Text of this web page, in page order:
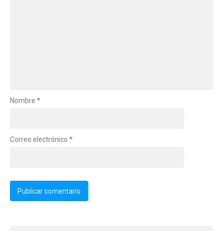
Nombre *
Correo electrónico *